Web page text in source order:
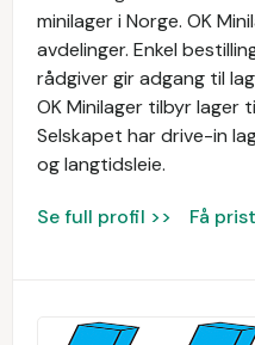
minilager i Norge. OK
avdelinger. Enkel
rådgiver gir adgang til
OK Minilager tilbyr lager
Selskapet har drive-in
og langtidsleie.
Se full profil >> Få